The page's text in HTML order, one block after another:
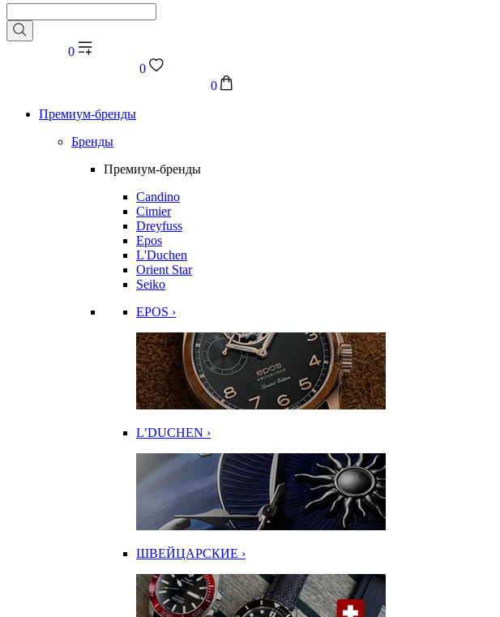
0
0
0
Премиум-бренды
Бренды
Премиум-бренды
Candino
Cimier
Dreyfuss
Epos
L'Duchen
Orient Star
Seiko
EPOS ›
L’DUCHEN ›
ШВЕЙЦАРСКИЕ ›